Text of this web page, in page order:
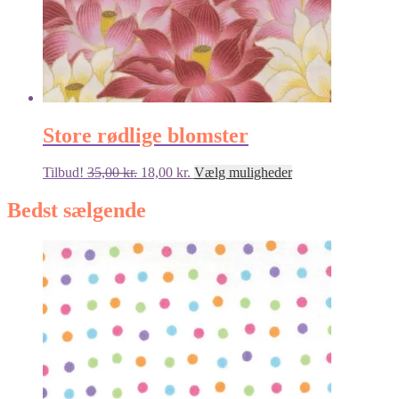
Store rødlige blomster
Tilbud! 35,00kr. Den
pris
var:
18,00 kr. Den
Vælg mulighederDette
Mulighederne
kan
på
Bedst sælgende